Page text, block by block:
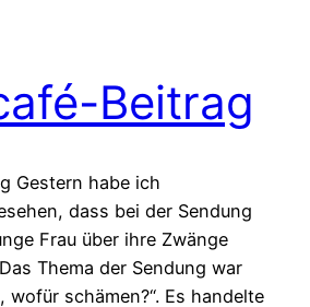
Beitrag
Gestern habe ich
dass bei der Sendung
Frau über ihre Zwänge
Thema der Sendung war
wofür schämen?“. Es handelte